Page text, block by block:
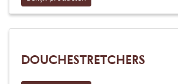
DOUCHESTRETCHERS